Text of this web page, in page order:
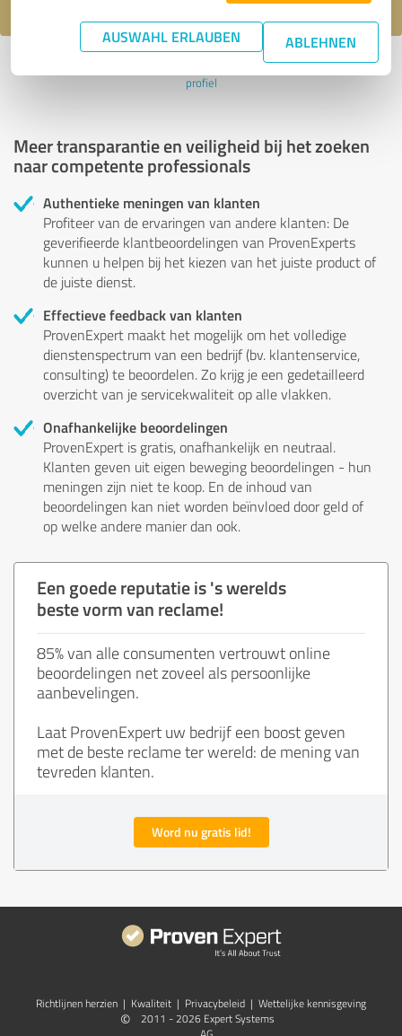
AUSWAHL ERLAUBEN ABLEHNEN
Laatst bijgewerkt: 05.07.2022|Verslag
profiel
Meer transparantie en veiligheid bij het zoeken
naar competente professionals
Authentieke meningen van klanten
Profiteer van de ervaringen van andere klanten: De
geverifieerde klantbeoordelingen van ProvenExperts
kunnen u helpen bij het kiezen van het juiste product of
de juiste dienst.
Effectieve feedback van klanten
ProvenExpert maakt het mogelijk om het volledige
dienstenspectrum van een bedrijf (bv. klantenservice,
consulting) te beoordelen. Zo krijg je een gedetailleerd
overzicht van je servicekwaliteit op alle vlakken.
Onafhankelijke beoordelingen
ProvenExpert is gratis, onafhankelijk en neutraal.
Klanten geven uit eigen beweging beoordelingen - hun
meningen zijn niet te koop. En de inhoud van
beoordelingen kan niet worden beïnvloed door geld of
op welke andere manier dan ook.
Een goede reputatie is 's werelds
beste vorm van reclame!
85% van alle consumenten vertrouwt online
beoordelingen net zoveel als persoonlijke
aanbevelingen.
Laat ProvenExpert uw bedrijf een boost geven
met de beste reclame ter wereld: de mening van
tevreden klanten.
Word nu gratis lid!
Richtlijnen herzien | Kwaliteit | Privacybeleid | Wettelijke kennisgeving
©
2011 - 2026 Expert Systems